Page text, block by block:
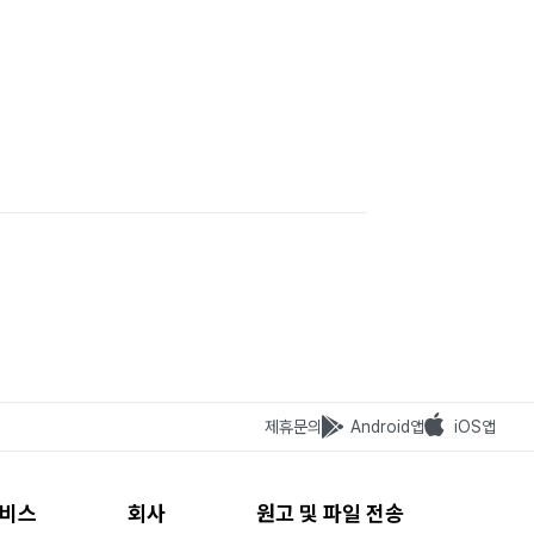
제휴문의 Android앱 iOS앱
스 회사 원고 및 파일 전송